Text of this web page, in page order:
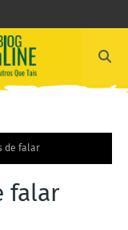
de falar
falar